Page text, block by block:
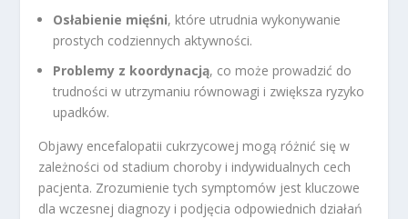
Osłabienie mięśni, które utrudnia wykonywanie
prostych codziennych aktywności.
Problemy z koordynacją, co może prowadzić do
trudności w utrzymaniu równowagi i zwiększa ryzyko
upadków.
Objawy encefalopatii cukrzycowej mogą różnić się w
zależności od stadium choroby i indywidualnych cech
pacjenta. Zrozumienie tych symptomów jest kluczowe
dla wczesnej diagnozy i podjęcia odpowiednich działań